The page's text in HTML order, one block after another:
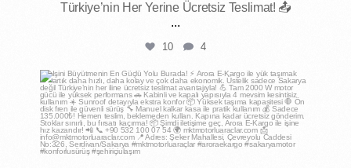
Türkiye’nin Her Yerine Ücretsiz Teslimat! 📤
...
10 4
mktmotorluaraclar
Nis 18